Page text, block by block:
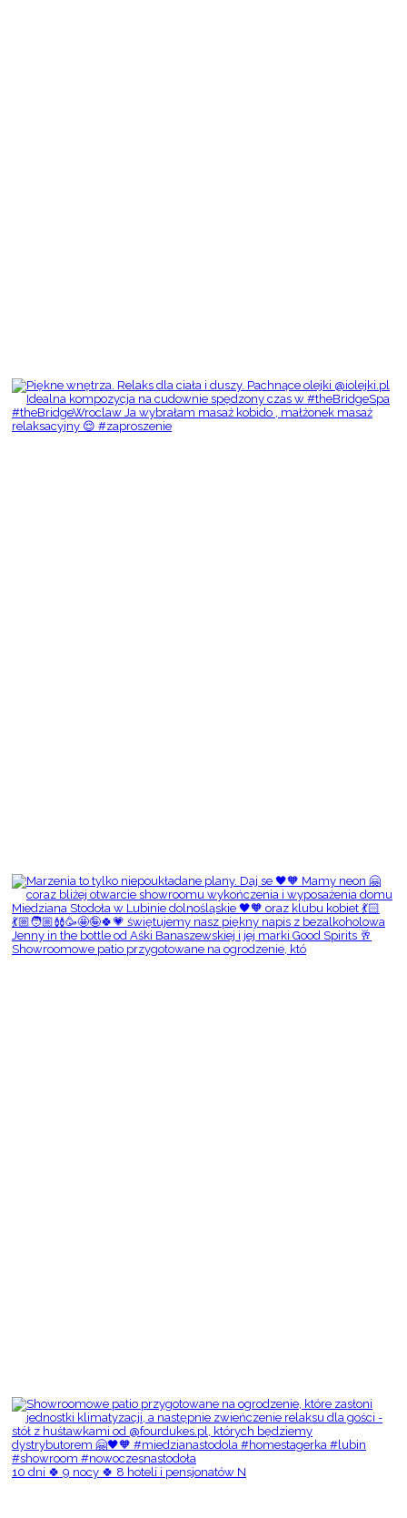
Showroomowe patio przygotowane na ogrodzenie, któ
10 dni 🍀 9 nocy 🍀 8 hoteli i pensjonatów N